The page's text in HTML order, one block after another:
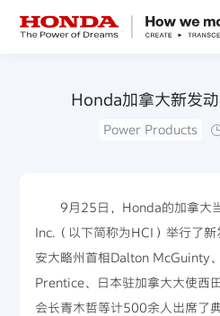
赛事运动
Honda加拿大新发
Power Products
9月25日，Honda的加拿大
Inc.（以下简称为HCI）举行了新
安大略州首相Dalton McGuinty
Prentice、日本驻加拿大大使西
会长青木哲等计500余人出席了典